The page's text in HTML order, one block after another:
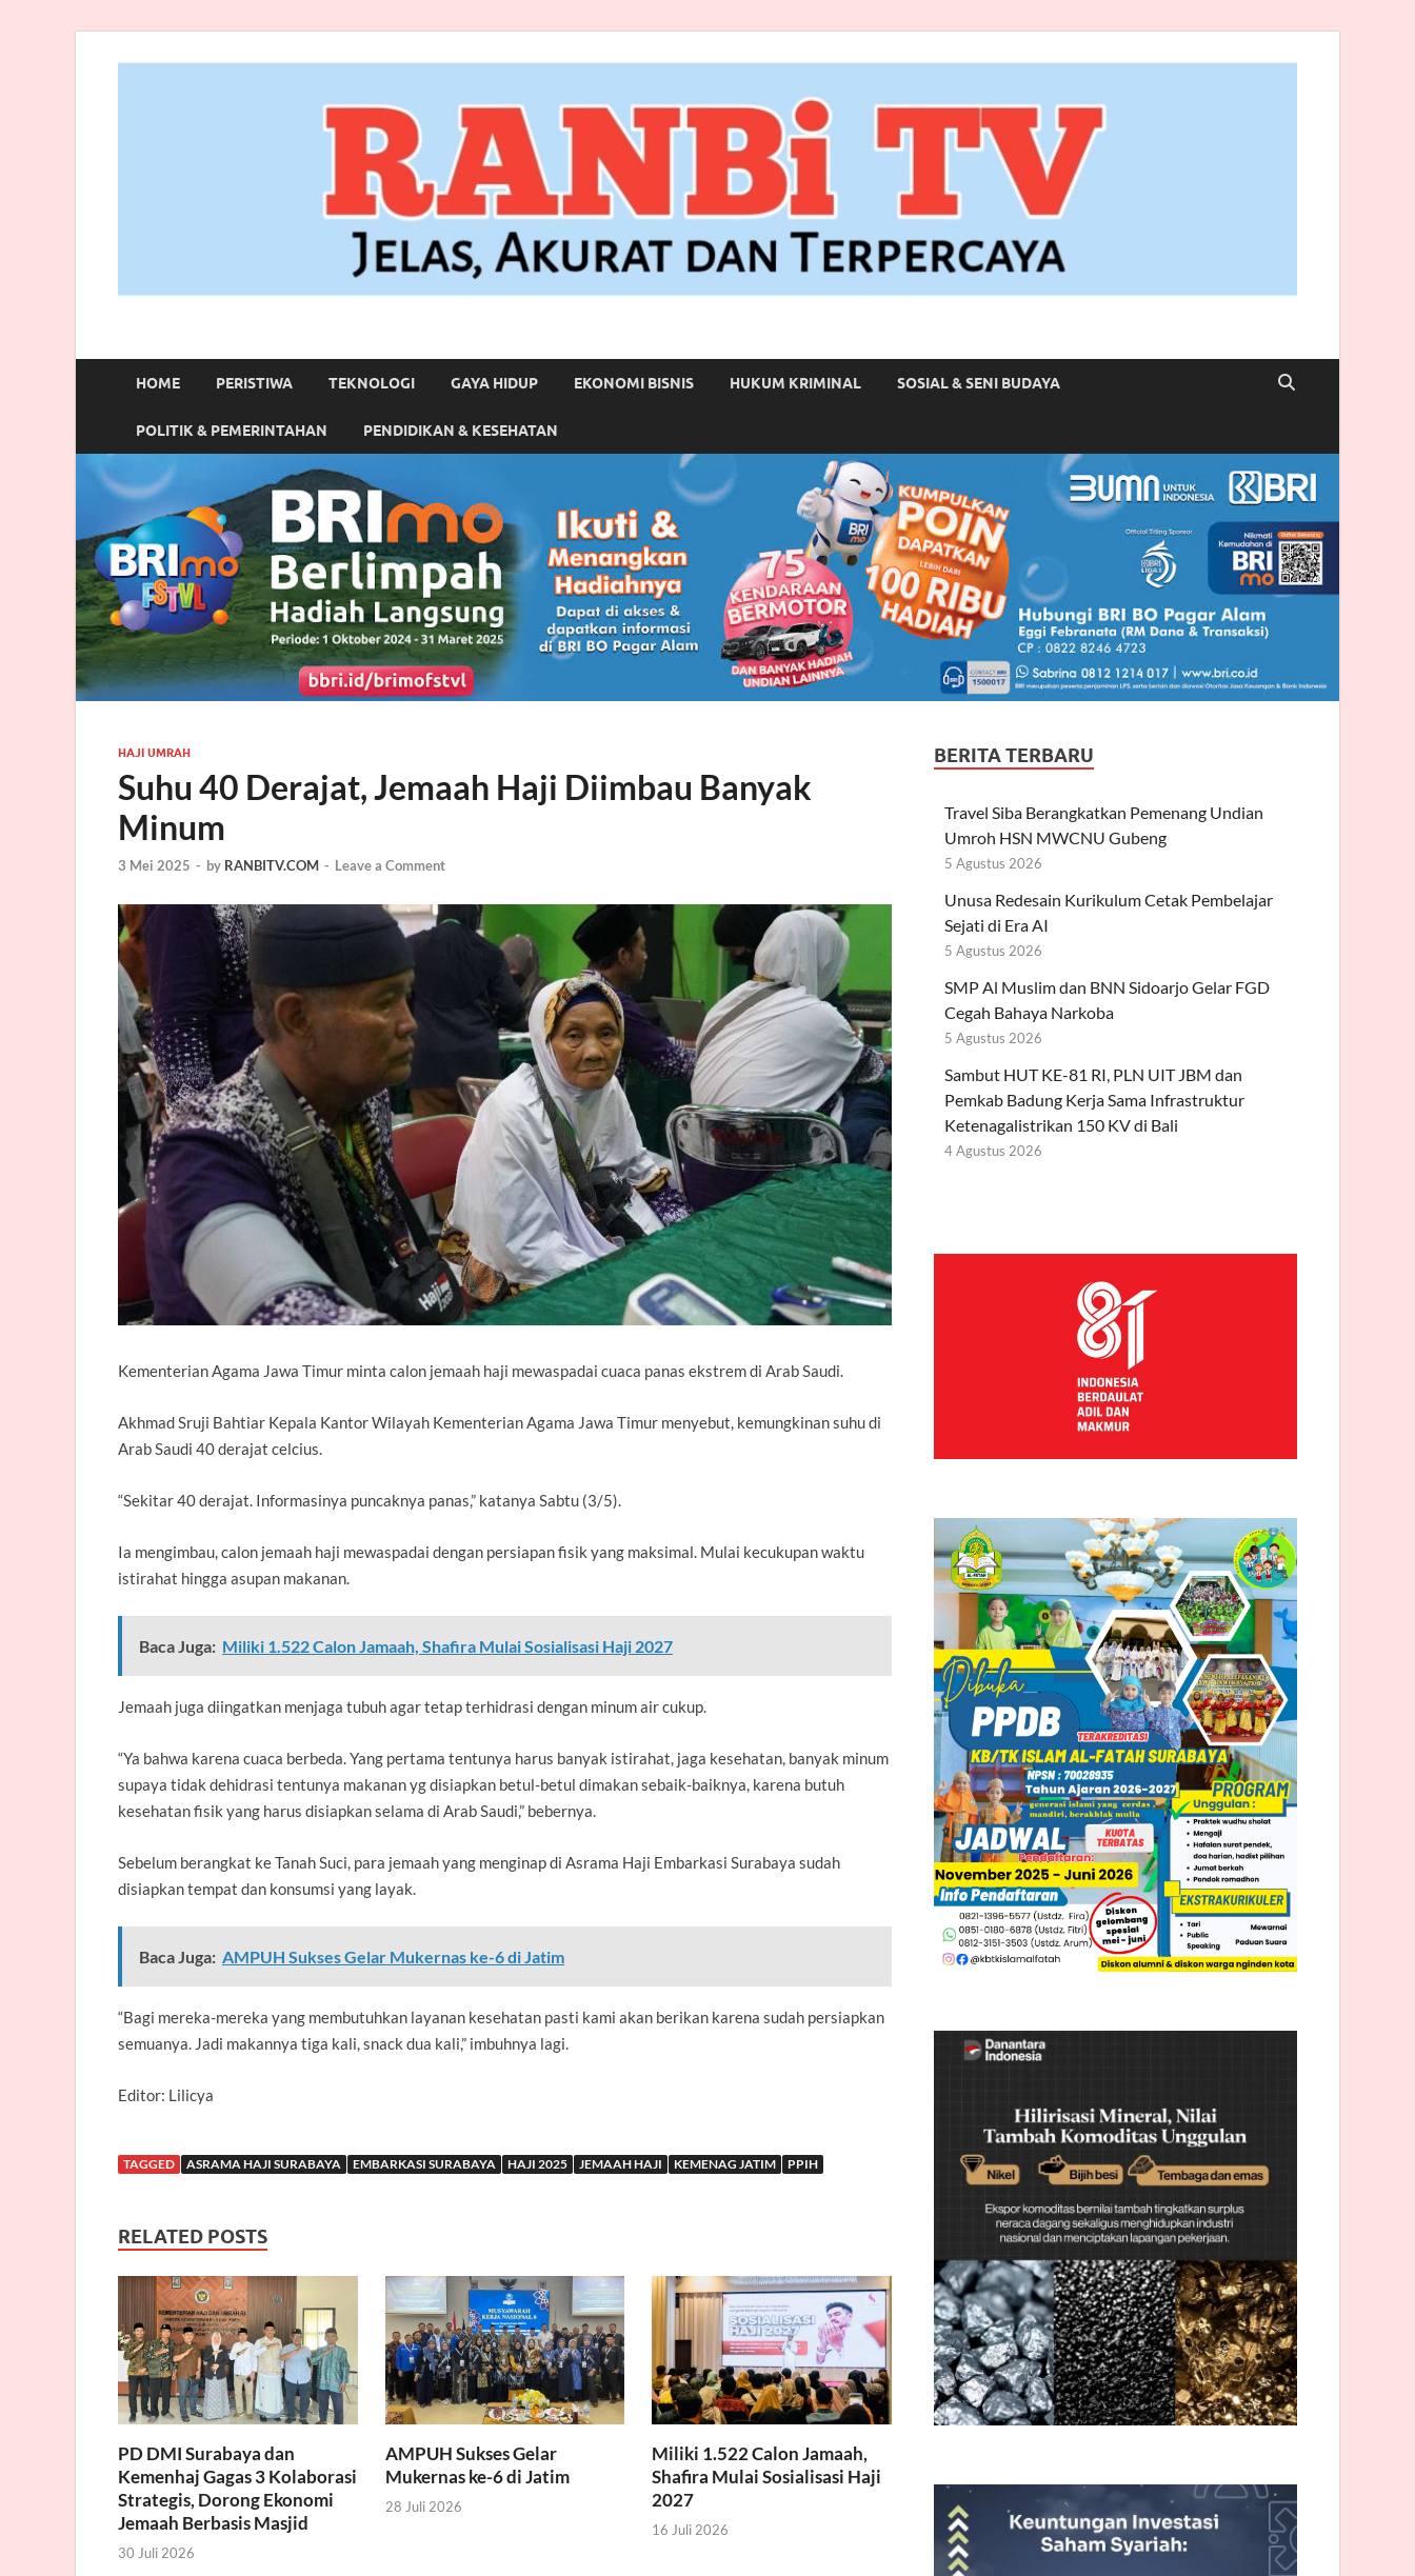
RANBITV.COM
HOME PERISTIWA TEKNOLOGI GAYA HIDUP EKONOMI BISNIS HUKUM KRIMINAL SOSIAL & SENI BUDAYA
POLITIK & PEMERINTAHAN PENDIDIKAN & KESEHATAN
HAJI UMRAH
Suhu 40 Derajat, Jemaah Haji Diimbau Banyak
Minum
3 Mei 2025 - by RANBITV.COM - Leave a Comment
Kementerian Agama Jawa Timur minta calon jemaah haji mewaspadai cuaca panas ekstrem di Arab Saudi.
Akhmad Sruji Bahtiar Kepala Kantor Wilayah Kementerian Agama Jawa Timur menyebut, kemungkinan suhu di
Arab Saudi 40 derajat celcius.
“Sekitar 40 derajat. Informasinya puncaknya panas,” katanya Sabtu (3/5).
Ia mengimbau, calon jemaah haji mewaspadai dengan persiapan fisik yang maksimal. Mulai kecukupan waktu
istirahat hingga asupan makanan.
Baca Juga: Miliki 1.522 Calon Jamaah, Shafira Mulai Sosialisasi Haji 2027
Jemaah juga diingatkan menjaga tubuh agar tetap terhidrasi dengan minum air cukup.
“Ya bahwa karena cuaca berbeda. Yang pertama tentunya harus banyak istirahat, jaga kesehatan, banyak minum
supaya tidak dehidrasi tentunya makanan yg disiapkan betul-betul dimakan sebaik-baiknya, karena butuh
kesehatan fisik yang harus disiapkan selama di Arab Saudi,” bebernya.
Sebelum berangkat ke Tanah Suci, para jemaah yang menginap di Asrama Haji Embarkasi Surabaya sudah
disiapkan tempat dan konsumsi yang layak.
Baca Juga: AMPUH Sukses Gelar Mukernas ke-6 di Jatim
“Bagi mereka-mereka yang membutuhkan layanan kesehatan pasti kami akan berikan karena sudah persiapkan
semuanya. Jadi makannya tiga kali, snack dua kali,” imbuhnya lagi.
Editor: Lilicya
TAGGED ASRAMA HAJI SURABAYA EMBARKASI SURABAYA HAJI 2025 JEMAAH HAJI KEMENAG JATIM PPIH
RELATED POSTS
PD DMI Surabaya dan
Kemenhaj Gagas 3 Kolaborasi
Strategis, Dorong Ekonomi
Jemaah Berbasis Masjid
30 Juli 2026
AMPUH Sukses Gelar
Mukernas ke-6 di Jatim
28 Juli 2026
Miliki 1.522 Calon Jamaah,
Shafira Mulai Sosialisasi Haji
2027
16 Juli 2026
BERITA TERBARU
Travel Siba Berangkatkan Pemenang Undian
Umroh HSN MWCNU Gubeng
5 Agustus 2026
Unusa Redesain Kurikulum Cetak Pembelajar
Sejati di Era AI
5 Agustus 2026
SMP Al Muslim dan BNN Sidoarjo Gelar FGD
Cegah Bahaya Narkoba
5 Agustus 2026
Sambut HUT KE-81 RI, PLN UIT JBM dan
Pemkab Badung Kerja Sama Infrastruktur
Ketenagalistrikan 150 KV di Bali
4 Agustus 2026